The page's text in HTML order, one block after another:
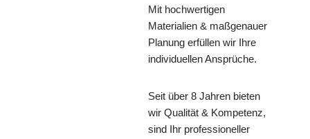
Mit hochwertigen
Materialien & maßgenauer
Planung erfüllen wir Ihre
individuellen Ansprüche.
Seit über 8 Jahren bieten
wir Qualität & Kompetenz,
sind Ihr professioneller